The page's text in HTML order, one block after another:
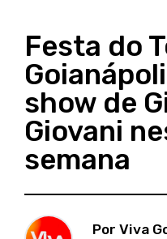
Festa do
show de
Giovani
semana
Por Viva